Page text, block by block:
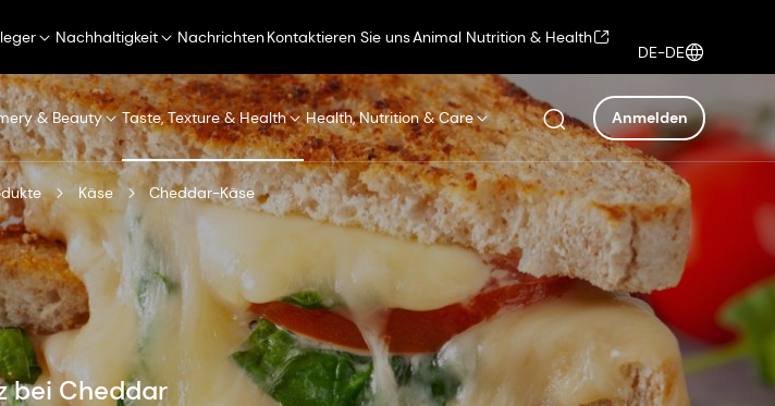
Nachhaltigkeit NachrichtenKontaktieren Sie unsAnimal Nutrition & Health
DE-DE
& Beauty Taste, Texture & Health Health, Nutrition & Care Anmelden
Käse Cheddar-Käse
bei Cheddar